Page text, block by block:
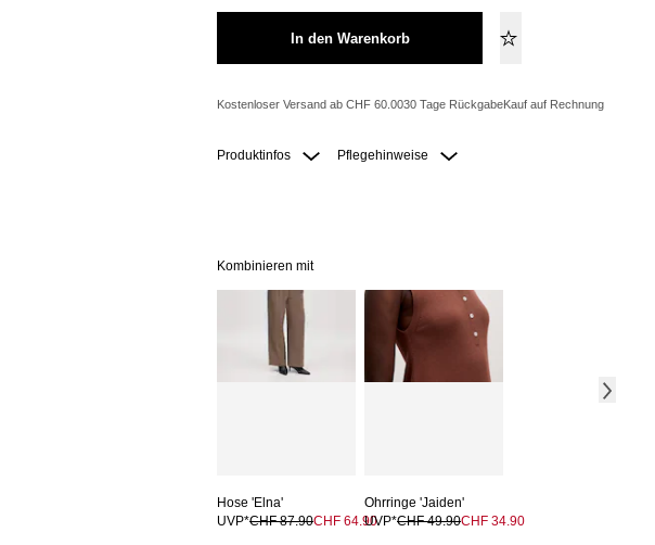
In den Warenkorb
Kostenloser Versand ab CHF 60.0030 Tage RückgabeKauf auf Rechnung
Produktinfos Pflegehinweise
Kombinieren mit
Hose 'Elna'
UVP*CHF 87.90CHF 64.90
Ohrringe 'Jaiden'
UVP*CHF 49.90CHF 34.90